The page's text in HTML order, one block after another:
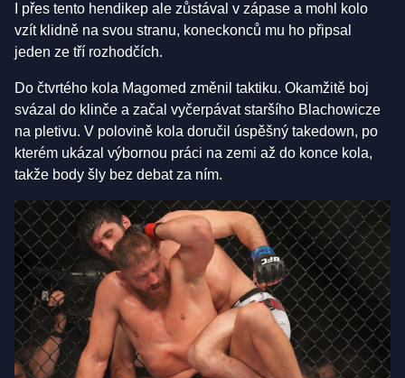
I přes tento hendikep ale zůstával v zápase a mohl kolo
vzít klidně na svou stranu, koneckonců mu ho připsal
jeden ze tří rozhodčích.
Do čtvrtého kola Magomed změnil taktiku. Okamžitě boj
svázal do klinče a začal vyčerpávat staršího Blachowicze
na pletivu. V polovině kola doručil úspěšný takedown, po
kterém ukázal výbornou práci na zemi až do konce kola,
takže body šly bez debat za ním.